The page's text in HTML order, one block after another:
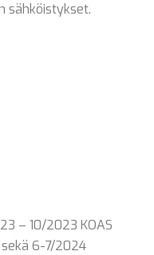
sähköistykset.
– 10/2023 KOAS
6-7/2024